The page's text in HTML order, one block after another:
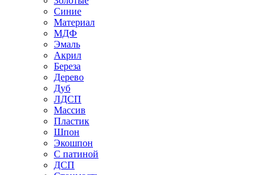
Синие
Материал
МДФ
Эмаль
Акрил
Береза
Дерево
Дуб
ЛДСП
Массив
Пластик
Шпон
Экошпон
С патиной
ДСП